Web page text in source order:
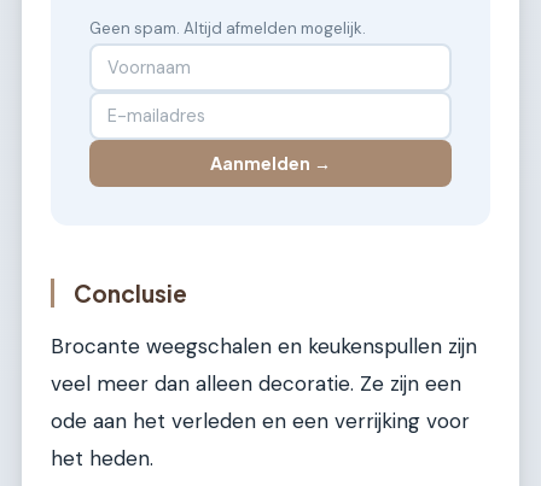
Geen spam. Altijd afmelden mogelijk.
Aanmelden →
Conclusie
Brocante weegschalen en keukenspullen zijn
veel meer dan alleen decoratie. Ze zijn een
ode aan het verleden en een verrijking voor
het heden.